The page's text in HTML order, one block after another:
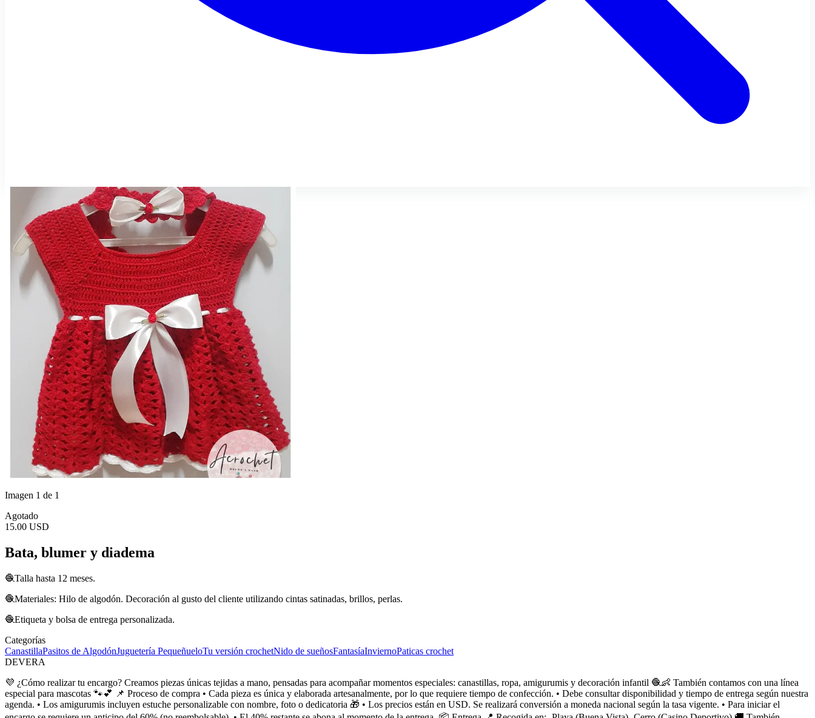
Imagen 1 de 1
Agotado
15.00 USD
Bata, blumer y diadema
🧶Talla hasta 12 meses.
🧶Materiales: Hilo de algodón. Decoración al gusto del cliente utilizando cintas satinadas, brillos, perlas.
🧶Etiqueta y bolsa de entrega personalizada.
Categorías
CanastillaPasitos de AlgodónJuguetería PequeñueloTu versión crochetNido de sueñosFantasíaInviernoPaticas crochet
DEVERA
💜 ¿Cómo realizar tu encargo? Creamos piezas únicas tejidas a mano, pensadas para acompañar momentos especiales: canastillas, ropa, amigurumis y decoración infantil 🧶👶 También contamos con una línea
especial para mascotas 🐾💕 📌 Proceso de compra • Cada pieza es única y elaborada artesanalmente, por lo que requiere tiempo de confección. • Debe consultar disponibilidad y tiempo de entrega según nuestra
agenda. • Los amigurumis incluyen estuche personalizable con nombre, foto o dedicatoria 🎁 • Los precios están en USD. Se realizará conversión a moneda nacional según la tasa vigente. • Para iniciar el